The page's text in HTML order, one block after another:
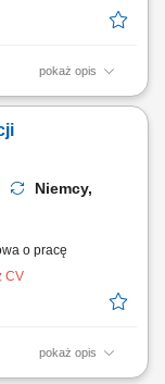
pokaż opis
elementów w
obsługa maszyn;
Niemcy,
o pracę
CV
pokaż opis